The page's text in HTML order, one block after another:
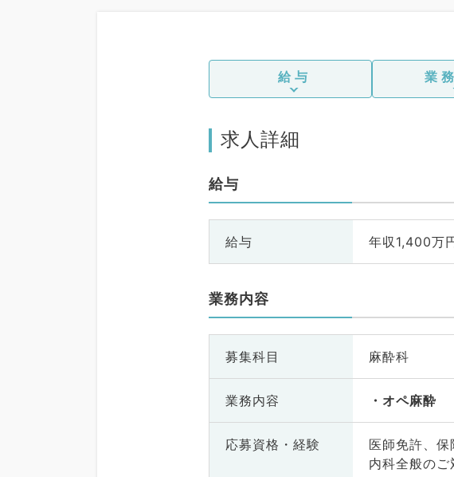
給与 業
求人詳細
給与
給与 年収1,400万
業務内容
募集科目 麻酔科
業務内容 オペ麻酔
応募資格・ 経験
医師免許、保
内科全般の